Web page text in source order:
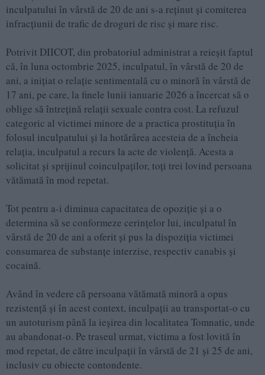
inculpatului în vârstă de 20 de ani s-a reținut și comiterea
infracțiunii de trafic de droguri de risc și mare risc.
Potrivit DIICOT, din probatoriul administrat a reieșit faptul
că, în luna octombrie 2025, inculpatul, în vârstă de 20 de
ani, a inițiat o relație sentimentală cu o minoră în vârstă de
17 ani, pe care, la finele lunii ianuarie 2026 a încercat să o
oblige să întrețină relații sexuale contra cost. La refuzul
categoric al victimei minore de a practica prostituția în
folosul inculpatului și la hotărârea acesteia de a încheia
relația, inculpatul a recurs la acte de violență. Acesta a
solicitat și sprijinul coinculpaților, toți trei lovind persoana
vătămată în mod repetat.
Tot pentru a-i diminua capacitatea de opoziție și a o
determina să se conformeze cerințelor lui, inculpatul în
vârstă de 20 de ani a oferit și pus la dispoziția victimei
consumarea de substanțe interzise, respectiv canabis și
cocaină.
Având în vedere că persoana vătămată minoră a opus
rezistență și în acest context, inculpații au transportat-o cu
un autoturism până la ieșirea din localitatea Tomnatic, unde
au abandonat-o. Pe traseul urmat, victima a fost lovită în
mod repetat, de către inculpații în vârstă de 21 și 25 de ani,
inclusiv cu obiecte contondente.